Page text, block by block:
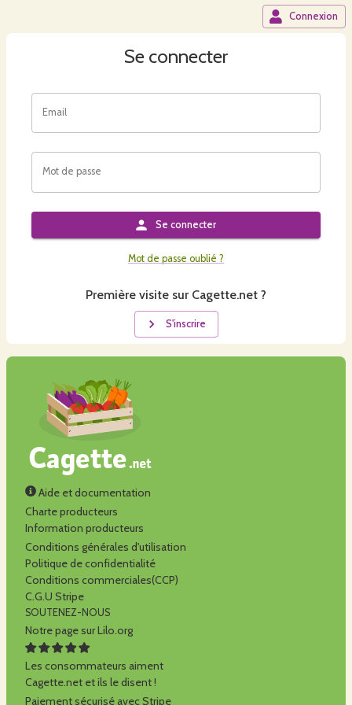
Connexion
Se connecter
Email
Mot de passe
Se connecter
Mot de passe oublié ?
Première visite sur Cagette.net ?
S'inscrire
Aide et documentation
Charte producteurs
Information producteurs
Conditions générales d'utilisation
Politique de confidentialité
Conditions commerciales(CCP)
C.G.U Stripe
SOUTENEZ-NOUS
Notre page sur Lilo.org
Les consommateurs aiment
Cagette.net et ils le disent !
Paiement sécurisé avec Stripe